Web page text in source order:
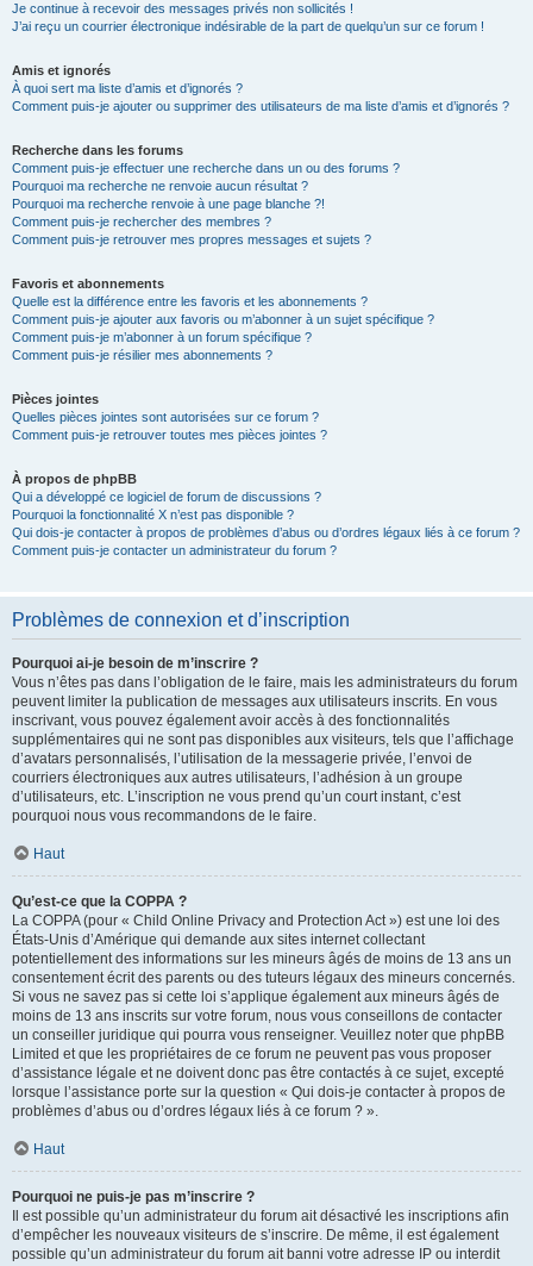
Je continue à recevoir des messages privés non sollicités !
J’ai reçu un courrier électronique indésirable de la part de quelqu’un sur ce forum !
Amis et ignorés
À quoi sert ma liste d’amis et d’ignorés ?
Comment puis-je ajouter ou supprimer des utilisateurs de ma liste d’amis et d’ignorés ?
Recherche dans les forums
Comment puis-je effectuer une recherche dans un ou des forums ?
Pourquoi ma recherche ne renvoie aucun résultat ?
Pourquoi ma recherche renvoie à une page blanche ?!
Comment puis-je rechercher des membres ?
Comment puis-je retrouver mes propres messages et sujets ?
Favoris et abonnements
Quelle est la différence entre les favoris et les abonnements ?
Comment puis-je ajouter aux favoris ou m’abonner à un sujet spécifique ?
Comment puis-je m’abonner à un forum spécifique ?
Comment puis-je résilier mes abonnements ?
Pièces jointes
Quelles pièces jointes sont autorisées sur ce forum ?
Comment puis-je retrouver toutes mes pièces jointes ?
À propos de phpBB
Qui a développé ce logiciel de forum de discussions ?
Pourquoi la fonctionnalité X n’est pas disponible ?
Qui dois-je contacter à propos de problèmes d’abus ou d’ordres légaux liés à ce forum ?
Comment puis-je contacter un administrateur du forum ?
Problèmes de connexion et d’inscription
Pourquoi ai-je besoin de m’inscrire ?
Vous n’êtes pas dans l’obligation de le faire, mais les administrateurs du forum
peuvent limiter la publication de messages aux utilisateurs inscrits. En vous
inscrivant, vous pouvez également avoir accès à des fonctionnalités
supplémentaires qui ne sont pas disponibles aux visiteurs, tels que l’affichage
d’avatars personnalisés, l’utilisation de la messagerie privée, l’envoi de
courriers électroniques aux autres utilisateurs, l’adhésion à un groupe
d’utilisateurs, etc. L’inscription ne vous prend qu’un court instant, c’est
pourquoi nous vous recommandons de le faire.
Haut
Qu’est-ce que la COPPA ?
La COPPA (pour « Child Online Privacy and Protection Act ») est une loi des
États-Unis d’Amérique qui demande aux sites internet collectant
potentiellement des informations sur les mineurs âgés de moins de 13 ans un
consentement écrit des parents ou des tuteurs légaux des mineurs concernés.
Si vous ne savez pas si cette loi s’applique également aux mineurs âgés de
moins de 13 ans inscrits sur votre forum, nous vous conseillons de contacter
un conseiller juridique qui pourra vous renseigner. Veuillez noter que phpBB
Limited et que les propriétaires de ce forum ne peuvent pas vous proposer
d’assistance légale et ne doivent donc pas être contactés à ce sujet, excepté
lorsque l’assistance porte sur la question « Qui dois-je contacter à propos de
problèmes d’abus ou d’ordres légaux liés à ce forum ? ».
Haut
Pourquoi ne puis-je pas m’inscrire ?
Il est possible qu’un administrateur du forum ait désactivé les inscriptions afin
d’empêcher les nouveaux visiteurs de s’inscrire. De même, il est également
possible qu’un administrateur du forum ait banni votre adresse IP ou interdit